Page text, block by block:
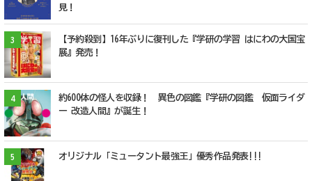
見！
3
【予約殺到】16年ぶりに復刊した『学研の学習 はにわの大国宝
展』発売！
4
約600体の怪人を収録！ 異色の図鑑『学研の図鑑 仮面ライダ
ー 改造人間』が誕生！
5 オリジナル「ミュータント最強王」優秀作品発表!!!